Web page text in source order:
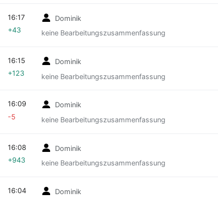
Dominik
keine Bearbeitungszusammenfassung
16:17
+43
Dominik
keine Bearbeitungszusammenfassung
16:15
+123
Dominik
keine Bearbeitungszusammenfassung
16:09
-5
Dominik
keine Bearbeitungszusammenfassung
16:08
+943
Dominik
16:04